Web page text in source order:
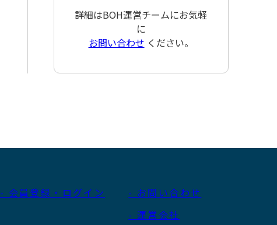
詳細はBOH運営チームにお気軽
に
お問い合わせ ください。
- 会員登録・ログイン
- お問い合わせ
- 運営会社